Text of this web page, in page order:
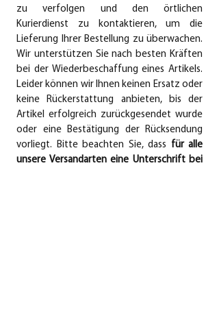
zu verfolgen und den örtlichen
Kurierdienst zu kontaktieren, um die
Lieferung Ihrer Bestellung zu überwachen.
Wir unterstützen Sie nach besten Kräften
bei der Wiederbeschaffung eines Artikels.
Leider können wir Ihnen keinen Ersatz oder
keine Rückerstattung anbieten, bis der
Artikel erfolgreich zurückgesendet wurde
oder eine Bestätigung der Rücksendung
vorliegt. Bitte beachten Sie, dass für alle
unsere Versandarten eine Unterschrift bei